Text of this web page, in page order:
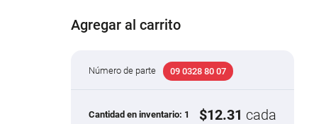
Agregar al carrito
Número de parte 09 0328 80 07
Cantidad en inventario: 1 $12.31 cada